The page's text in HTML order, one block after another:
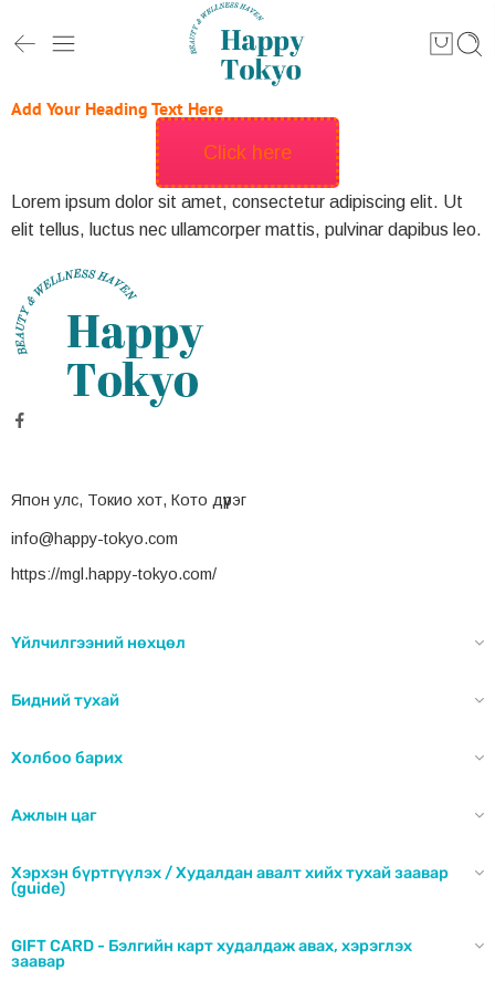
Add Your Heading Text Here
Click here
Lorem ipsum dolor sit amet, consectetur adipiscing elit. Ut
elit tellus, luctus nec ullamcorper mattis, pulvinar dapibus leo.
Япон улс, Токио хот, Кото дүүрэг
info@happy-tokyo.com
https://mgl.happy-tokyo.com/
Үйлчилгээний нөхцөл
Бидний тухай
Холбоо барих
Ажлын цаг
Хэрхэн бүртгүүлэх / Худалдан авалт хийх тухай заавар
(guide)
GIFT CARD - Бэлгийн карт худалдаж авах, хэрэглэх
заавар